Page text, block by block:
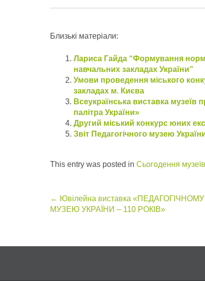
Близькі матеріали:
Лариса Гайда “Формування
навчальних закладах України”
Умови проведення міського
закладах м. Києва
Всеукраїнська виставка музеїв
палітра України»
Другий міський конкурс юних
Звіт Педагогічного музею
This entry was posted in Сьогодення
Post
← Ювілейна виставка «ПЕДАГОГІЧНОМУ
МУЗЕЮ УКРАЇНИ – 110 РОКІВ»